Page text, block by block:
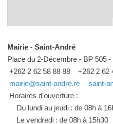
Mairie - Saint-André
Place du 2-Décembre - BP 505
+262 2 62 58 88 88
+262 2 62
mairie@saint-andre.re
saint-
Horaires d'ouverture :
Du lundi au jeudi : de 08h à
Le vendredi : de 08h à 15h30